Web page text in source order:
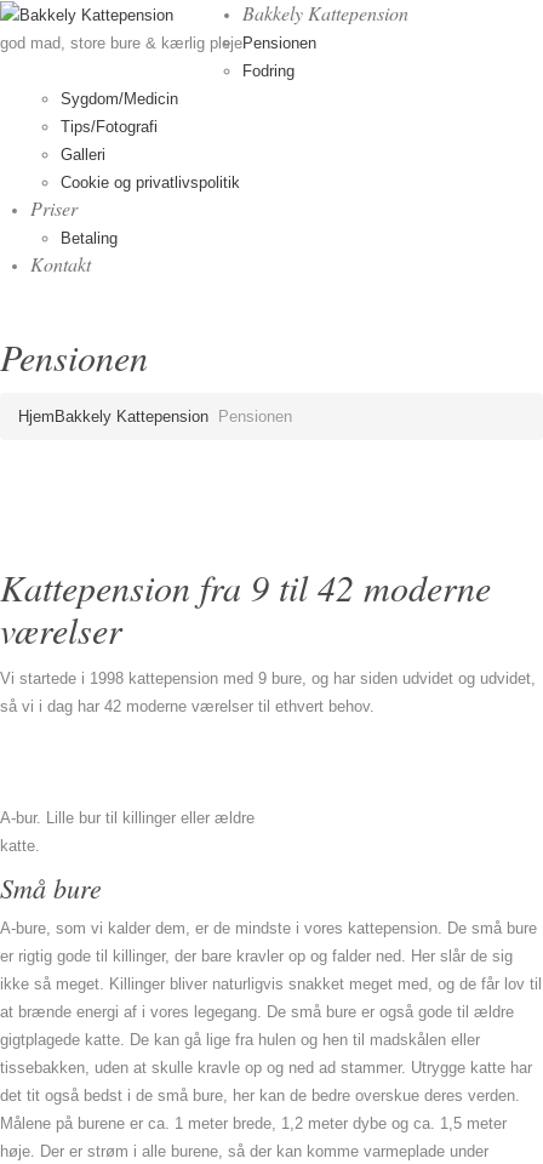
god mad, store bure & kærlig pleje
Bakkely Kattepension
Pensionen
Fodring
Sygdom/Medicin
Tips/Fotografi
Galleri
Cookie og privatlivspolitik
Priser
Betaling
Kontakt
Pensionen
HjemBakkely Kattepension Pensionen
Kattepension fra 9 til 42 moderne
værelser
Vi startede i 1998 kattepension med 9 bure, og har siden udvidet og udvidet,
så vi i dag har 42 moderne værelser til ethvert behov.
A-bur. Lille bur til killinger eller ældre
katte.
Små bure
A-bure, som vi kalder dem, er de mindste i vores kattepension. De små bure
er rigtig gode til killinger, der bare kravler op og falder ned. Her slår de sig
ikke så meget. Killinger bliver naturligvis snakket meget med, og de får lov til
at brænde energi af i vores legegang. De små bure er også gode til ældre
gigtplagede katte. De kan gå lige fra hulen og hen til madskålen eller
tissebakken, uden at skulle kravle op og ned ad stammer. Utrygge katte har
det tit også bedst i de små bure, her kan de bedre overskue deres verden.
Målene på burene er ca. 1 meter brede, 1,2 meter dybe og ca. 1,5 meter
høje. Der er strøm i alle burene, så der kan komme varmeplade under